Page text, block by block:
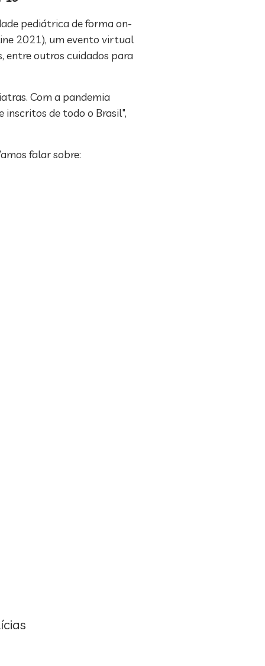
pediátrica de forma on-
2021), um evento virtual
entre outros cuidados para
Com a pandemia
de todo o Brasil",
falar sobre: